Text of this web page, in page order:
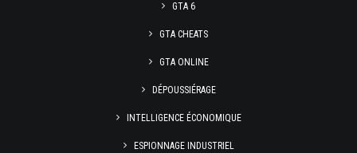
GTA 6
GTA CHEATS
GTA ONLINE
DÉPOUSSIÉRAGE
INTELLIGENCE ÉCONOMIQUE
ESPIONNAGE INDUSTRIEL